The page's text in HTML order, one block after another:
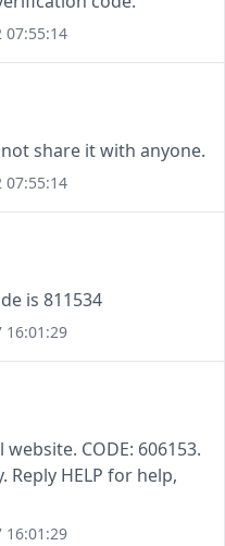
07:55:14
share it with anyone.
07:55:14
is 811534
16:01:29
CODE: 606153.
Reply HELP for help,
16:01:29